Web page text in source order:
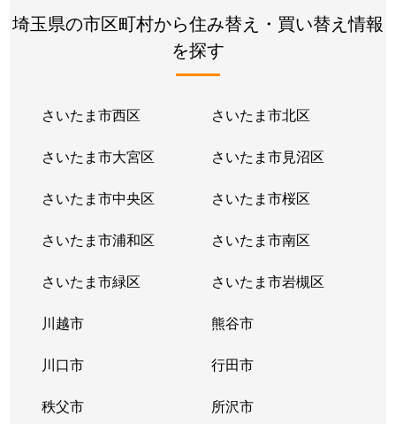
埼玉県の市区町村から住み替え・買い替え情報
を探す
さいたま市西区 さいたま市北区
さいたま市大宮区 さいたま市見沼区
さいたま市中央区 さいたま市桜区
さいたま市浦和区 さいたま市南区
さいたま市緑区 さいたま市岩槻区
川越市 熊谷市
川口市 行田市
秩父市 所沢市